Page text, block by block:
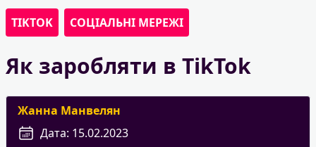
TIKTOK СОЦІАЛЬНІ МЕРЕЖІ
Як заробляти в TikTok
Жанна Манвелян
Дата: 15.02.2023